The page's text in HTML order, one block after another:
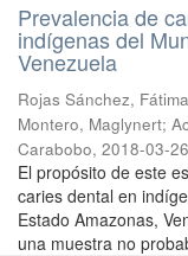
Prevalencia de
indígenas del
Venezuela
Rojas Sánchez, Fátima
Montero, Maglynert;
Carabobo, 2018-03-26
El propósito de este
caries dental en
Estado Amazonas,
una muestra no